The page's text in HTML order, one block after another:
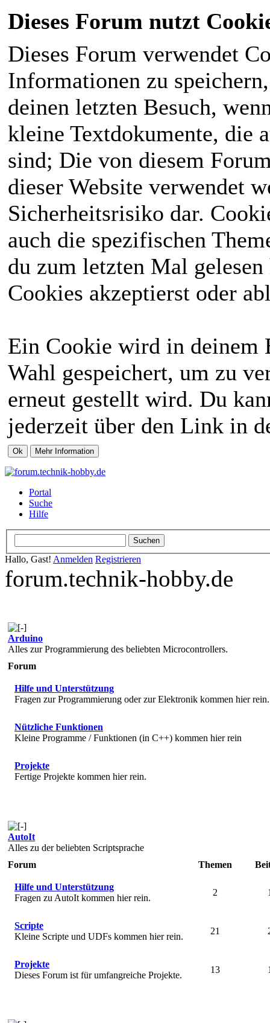
Dieses Forum nutzt
Dieses Forum verwendet
Informationen zu
deinen letzten Besuch,
kleine Textdokumente, die
sind; Die von diesem
dieser Website verwendet
Sicherheitsrisiko dar.
auch die spezifischen
du zum letzten Mal
Cookies akzeptierst oder
Ein Cookie wird in deinem
Wahl gespeichert, um zu
erneut gestellt wird. Du
jederzeit über den Link in
Portal
Suche
Hilfe
Hallo, Gast! Anmelden Registrieren
forum.technik-hobby.de
Arduino
Alles zur Programmierung des beliebten Microcontrollers.
Forum
Hilfe und Unterstützung
Fragen zur Programmierung oder zur Elektronik kommen hier rein.
Nützliche Funktionen
Kleine Programme / Funktionen (in C++) kommen hier rein
Projekte
Fertige Projekte kommen hier rein.
AutoIt
Alles zu der beliebten Scriptsprache
Forum
Themen
Hilfe und Unterstützung
Fragen zu AutoIt kommen hier rein.
2
Scripte
Kleine Scripte und UDFs kommen hier rein.
21
Projekte
Dieses Forum ist für umfangreiche Projekte.
13